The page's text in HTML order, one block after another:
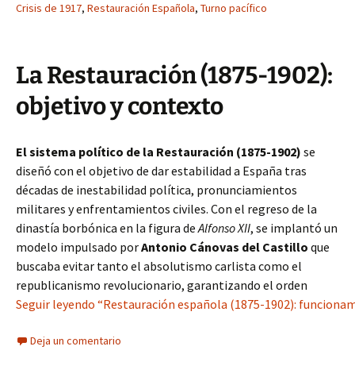
Crisis de 1917, Restauración Española, Turno pacífico
La Restauración (1875-1902):
objetivo y contexto
El sistema político de la Restauración (1875-1902) se
diseñó con el objetivo de dar estabilidad a España tras
décadas de inestabilidad política, pronunciamientos
militares y enfrentamientos civiles. Con el regreso de la
dinastía borbónica en la figura deAlfonso XII, se implantó un
modelo impulsado porAntonio Cánovas del Castillo que
buscaba evitar tanto el absolutismo carlista como el
republicanismo revolucionario, garantizando el orden
Seguir leyendo “Restauración española (1875-1902):
Deja un comentario